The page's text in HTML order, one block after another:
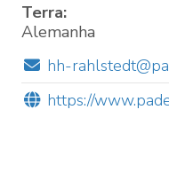
Terra:
Alemanha
hh-
https://